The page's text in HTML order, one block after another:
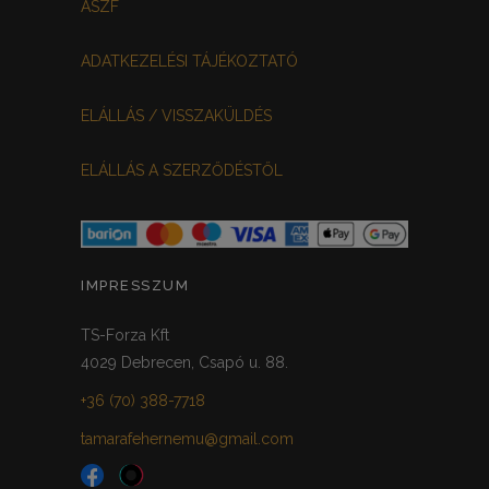
ÁSZF
ADATKEZELÉSI TÁJÉKOZTATÓ
ELÁLLÁS / VISSZAKÜLDÉS
ELÁLLÁS A SZERZŐDÉSTŐL
IMPRESSZUM
TS-Forza Kft
4029 Debrecen, Csapó u. 88.
+36 (70) 388-7718
tamarafehernemu@gmail.com